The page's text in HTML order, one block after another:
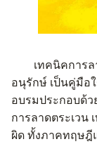
เทคนิคการ
อนุรักษ์ เป็นคู่มือ
อบรมประกอบด้ว
การลาดตระเวน
ผิดทั้งภาคทฤษฎี